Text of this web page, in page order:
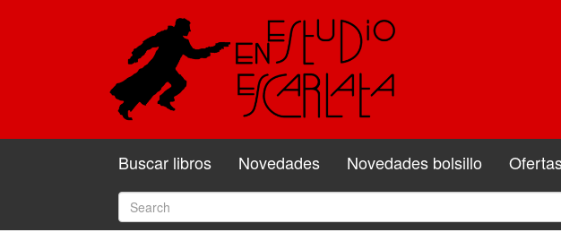
Buscar libros Novedades Novedades bolsillo